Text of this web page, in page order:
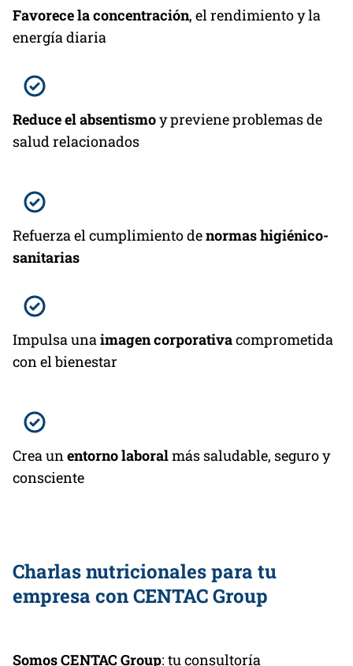
Favorece la concentración, el rendimiento y la
energía diaria
Reduce el absentismoy previene problemas de
salud relacionados
Refuerza el cumplimiento denormas higiénico-
sanitarias
Impulsa unaimagen corporativacomprometida
con el bienestar
Crea unentorno laboralmás saludable, seguro y
consciente
Charlas nutricionales para tu
empresa con CENTAC Group
Somos CENTAC Group: tu consultoría